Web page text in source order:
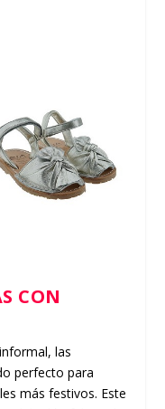
CON
las
perfecto para
más festivos. Este